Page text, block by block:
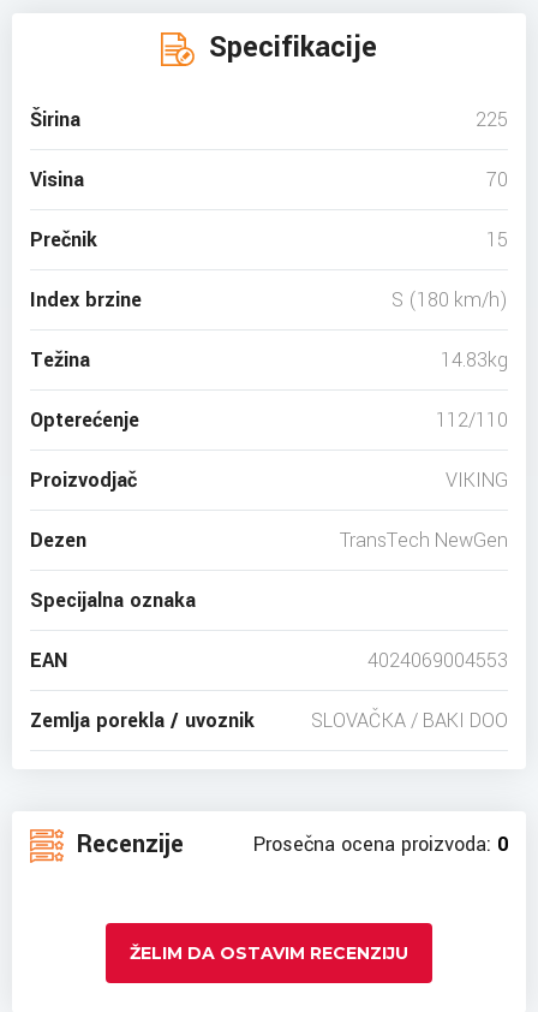
Specifikacije
Širina 225
Visina 70
Prečnik 15
Index brzine S (180 km/h)
Težina 14.83kg
Opterećenje 112/110
Proizvodjač VIKING
Dezen TransTech NewGen
Specijalna oznaka
EAN 4024069004553
Zemlja porekla / uvoznik SLOVAČKA / BAKI DOO
Recenzije Prosečna ocena proizvoda: 0
ŽELIM DA OSTAVIM RECENZIJU